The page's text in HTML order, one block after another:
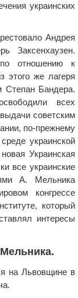
украинских
Андрея
Заксенхаузен.
по отношению к
этого же лагеря
Степан Бандера.
всех
советским
по-прежнему
украинской
Украинская
все украинские
А. Мельника
конгрессе
который
интересы
на Львовщине в